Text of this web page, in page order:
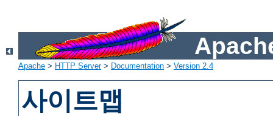
Apache > HTTP Server> Documentation > Version 2.4
사이트맵